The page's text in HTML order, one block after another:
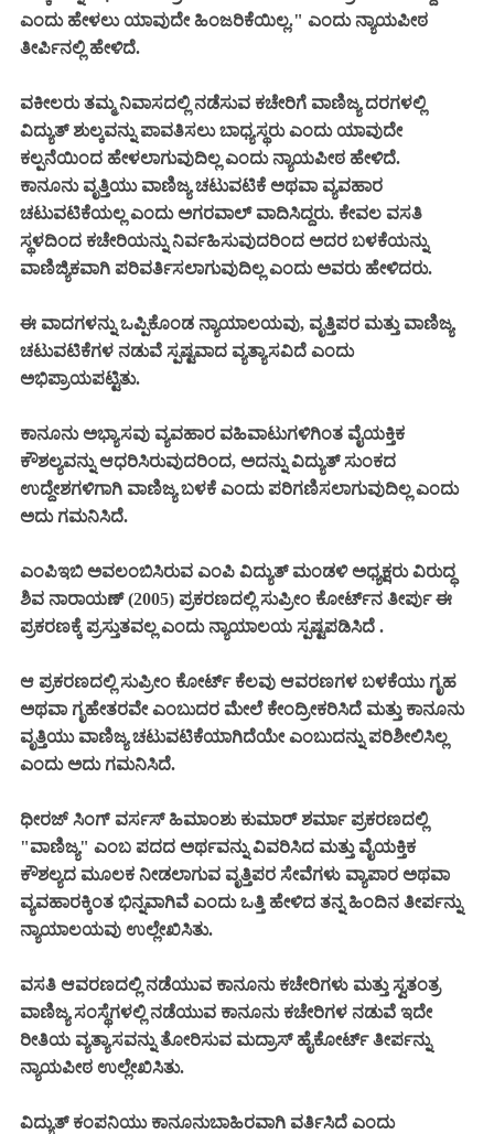
ಎಂದು ಹೇಳಲು ಯಾವುದೇ ಹಿಂಜರಿಕೆಯಿಲ್ಲ." ಎಂದು ನ್ಯಾಯಪೀಠ
ತೀರ್ಪಿನಲ್ಲಿ ಹೇಳಿದೆ.
ವಕೀಲರು ತಮ್ಮ ನಿವಾಸದಲ್ಲಿ ನಡೆಸುವ ಕಚೇರಿಗೆ ವಾಣಿಜ್ಯ ದರಗಳಲ್ಲಿ
ವಿದ್ಯುತ್ ಶುಲ್ಕವನ್ನು ಪಾವತಿಸಲು ಬಾಧ್ಯಸ್ಥರು ಎಂದು ಯಾವುದೇ
ಕಲ್ಪನೆಯಿಂದ ಹೇಳಲಾಗುವುದಿಲ್ಲ ಎಂದು ನ್ಯಾಯಪೀಠ ಹೇಳಿದೆ.
ಕಾನೂನು ವೃತ್ತಿಯು ವಾಣಿಜ್ಯ ಚಟುವಟಿಕೆ ಅಥವಾ ವ್ಯವಹಾರ
ಚಟುವಟಿಕೆಯಲ್ಲ ಎಂದು ಅಗರವಾಲ್ ವಾದಿಸಿದ್ದರು. ಕೇವಲ ವಸತಿ
ಸ್ಥಳದಿಂದ ಕಚೇರಿಯನ್ನು ನಿರ್ವಹಿಸುವುದರಿಂದ ಅದರ ಬಳಕೆಯನ್ನು
ವಾಣಿಜ್ಯಿಕವಾಗಿ ಪರಿವರ್ತಿಸಲಾಗುವುದಿಲ್ಲ ಎಂದು ಅವರು ಹೇಳಿದರು.
ಈ ವಾದಗಳನ್ನು ಒಪ್ಪಿಕೊಂಡ ನ್ಯಾಯಾಲಯವು, ವೃತ್ತಿಪರ ಮತ್ತು ವಾಣಿಜ್ಯ
ಚಟುವಟಿಕೆಗಳ ನಡುವೆ ಸ್ಪಷ್ಟವಾದ ವ್ಯತ್ಯಾಸವಿದೆ ಎಂದು
ಅಭಿಪ್ರಾಯಪಟ್ಟಿತು.
ಕಾನೂನು ಅಭ್ಯಾಸವು ವ್ಯವಹಾರ ವಹಿವಾಟುಗಳಿಗಿಂತ ವೈಯಕ್ತಿಕ
ಕೌಶಲ್ಯವನ್ನು ಆಧರಿಸಿರುವುದರಿಂದ, ಅದನ್ನು ವಿದ್ಯುತ್ ಸುಂಕದ
ಉದ್ದೇಶಗಳಿಗಾಗಿ ವಾಣಿಜ್ಯ ಬಳಕೆ ಎಂದು ಪರಿಗಣಿಸಲಾಗುವುದಿಲ್ಲ ಎಂದು
ಅದು ಗಮನಿಸಿದೆ.
ಎಂಪಿಇಬಿ ಅವಲಂಬಿಸಿರುವ ಎಂಪಿ ವಿದ್ಯುತ್ ಮಂಡಳಿ ಅಧ್ಯಕ್ಷರು ವಿರುದ್ಧ
ಶಿವ ನಾರಾಯಣ್ (2005) ಪ್ರಕರಣದಲ್ಲಿ ಸುಪ್ರೀಂ ಕೋರ್ಟ್‌ನ ತೀರ್ಪು ಈ
ಪ್ರಕರಣಕ್ಕೆ ಪ್ರಸ್ತುತವಲ್ಲ ಎಂದು ನ್ಯಾಯಾಲಯ ಸ್ಪಷ್ಟಪಡಿಸಿದೆ .
ಆ ಪ್ರಕರಣದಲ್ಲಿ ಸುಪ್ರೀಂ ಕೋರ್ಟ್ ಕೆಲವು ಆವರಣಗಳ ಬಳಕೆಯು ಗೃಹ
ಅಥವಾ ಗೃಹೇತರವೇ ಎಂಬುದರ ಮೇಲೆ ಕೇಂದ್ರೀಕರಿಸಿದೆ ಮತ್ತು ಕಾನೂನು
ವೃತ್ತಿಯು ವಾಣಿಜ್ಯ ಚಟುವಟಿಕೆಯಾಗಿದೆಯೇ ಎಂಬುದನ್ನು ಪರಿಶೀಲಿಸಿಲ್ಲ
ಎಂದು ಅದು ಗಮನಿಸಿದೆ.
ಧೀರಜ್ ಸಿಂಗ್ ವರ್ಸಸ್ ಹಿಮಾಂಶು ಕುಮಾರ್ ಶರ್ಮಾ ಪ್ರಕರಣದಲ್ಲಿ
"ವಾಣಿಜ್ಯ" ಎಂಬ ಪದದ ಅರ್ಥವನ್ನು ವಿವರಿಸಿದ ಮತ್ತು ವೈಯಕ್ತಿಕ
ಕೌಶಲ್ಯದ ಮೂಲಕ ನೀಡಲಾಗುವ ವೃತ್ತಿಪರ ಸೇವೆಗಳು ವ್ಯಾಪಾರ ಅಥವಾ
ವ್ಯವಹಾರಕ್ಕಿಂತ ಭಿನ್ನವಾಗಿವೆ ಎಂದು ಒತ್ತಿ ಹೇಳಿದ ತನ್ನ ಹಿಂದಿನ ತೀರ್ಪನ್ನು
ನ್ಯಾಯಾಲಯವು ಉಲ್ಲೇಖಿಸಿತು.
ವಸತಿ ಆವರಣದಲ್ಲಿ ನಡೆಯುವ ಕಾನೂನು ಕಚೇರಿಗಳು ಮತ್ತು ಸ್ವತಂತ್ರ
ವಾಣಿಜ್ಯ ಸಂಸ್ಥೆಗಳಲ್ಲಿ ನಡೆಯುವ ಕಾನೂನು ಕಚೇರಿಗಳ ನಡುವೆ ಇದೇ
ರೀತಿಯ ವ್ಯತ್ಯಾಸವನ್ನು ತೋರಿಸುವ ಮದ್ರಾಸ್ ಹೈಕೋರ್ಟ್ ತೀರ್ಪನ್ನು
ನ್ಯಾಯಪೀಠ ಉಲ್ಲೇಖಿಸಿತು.
ವಿದ್ಯುತ್ ಕಂಪನಿಯು ಕಾನೂನುಬಾಹಿರವಾಗಿ ವರ್ತಿಸಿದೆ ಎಂದು